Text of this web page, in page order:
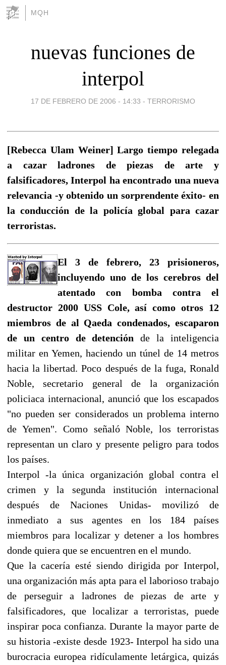
MQH
nuevas funciones de
interpol
17 DE FEBRERO DE 2006 - 14:33 - TERRORISMO
[Rebecca Ulam Weiner] Largo tiempo relegada
a cazar ladrones de piezas de arte y
falsificadores, Interpol ha encontrado una nueva
relevancia -y obtenido un sorprendente éxito- en
la conducción de la policía global para cazar
terroristas.
El 3 de febrero, 23 prisioneros,
incluyendo uno de los cerebros del
atentado con bomba contra el
destructor 2000 USS Cole, así como otros 12
miembros de al Qaeda condenados, escaparon
de un centro de detención de la inteligencia
militar en Yemen, haciendo un túnel de 14 metros
hacia la libertad. Poco después de la fuga, Ronald
Noble, secretario general de la organización
policiaca internacional, anunció que los escapados
"no pueden ser considerados un problema interno
de Yemen". Como señaló Noble, los terroristas
representan un claro y presente peligro para todos
los países.
Interpol -la única organización global contra el
crimen y la segunda institución internacional
después de Naciones Unidas- movilizó de
inmediato a sus agentes en los 184 países
miembros para localizar y detener a los hombres
donde quiera que se encuentren en el mundo.
Que la cacería esté siendo dirigida por Interpol,
una organización más apta para el laborioso trabajo
de perseguir a ladrones de piezas de arte y
falsificadores, que localizar a terroristas, puede
inspirar poca confianza. Durante la mayor parte de
su historia -existe desde 1923- Interpol ha sido una
burocracia europea ridículamente letárgica, quizás